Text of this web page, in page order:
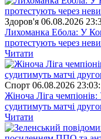
Здоров'я 06.08.2026
Лихоманка Ебола: У
протестують через
Читати
Спорт 06.08.2026
Жіноча Ліга чемпіонів:
судитимуть матчі
Читати